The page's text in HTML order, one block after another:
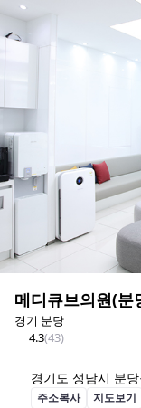
메디큐브의원(분
경기 분당
4.3(43)
경기도 성남시 분
주소복사
지도보기